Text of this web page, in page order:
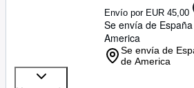
Envío por EUR 45,00
Se envía de
America
Se envía de
de America